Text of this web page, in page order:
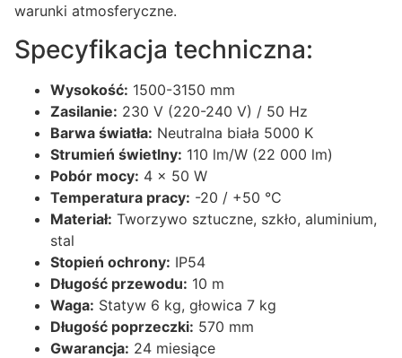
warunki atmosferyczne.
Specyfikacja techniczna:
Wysokość: 1500-3150 mm
Zasilanie: 230 V (220-240 V) / 50 Hz
Barwa światła: Neutralna biała 5000 K
Strumień świetlny: 110 lm/W (22 000 lm)
Pobór mocy: 4 x 50 W
Temperatura pracy: -20 / +50 °C
Materiał: Tworzywo sztuczne, szkło, aluminium,
stal
Stopień ochrony: IP54
Długość przewodu: 10 m
Waga: Statyw 6 kg, głowica 7 kg
Długość poprzeczki: 570 mm
Gwarancja: 24 miesiące